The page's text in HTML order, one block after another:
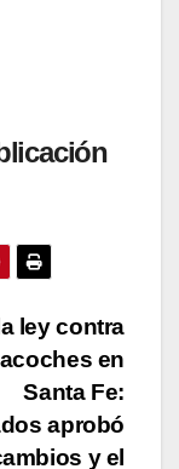
ley contra
en
Santa Fe:
aprobó
y el